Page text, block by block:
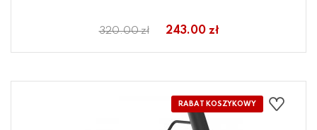
320.00 zł 243.00 zł